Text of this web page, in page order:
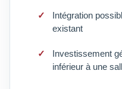
Intégration
existant
Investissement
inférieur à une